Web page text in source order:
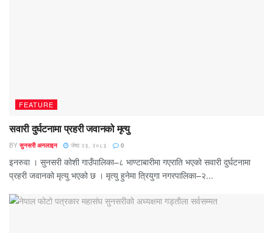
FEATURE
सवारी दुर्घटनामा प्रहरी जवानको मृत्यु
BY सुनसरी अनलाइन जेष्ठ २३, २०८३ 0
इनरुवा । सुनसरी कोशी गाउँपालिका–८ भाण्टाबारीमा गएराति भएको सवारी दुर्घटनामा
प्रहरी जवानको मृत्यु भएको छ । मृत्यु हुनेमा त्रियुगा नगरपालिका–२...